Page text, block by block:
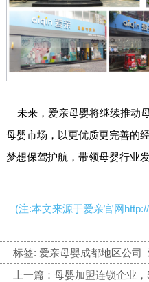
未来，爱亲母婴将继续推动
母婴市场，以更优质更完善的
梦想保驾护航，带领母婴行业发
(注:本文来源于爱亲官网
标签: 爱亲母婴成都地区公司
上一篇：母婴加盟连锁企业